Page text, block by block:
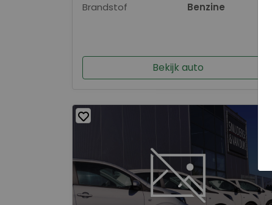
Brandstof
Benzine
Bekijk auto